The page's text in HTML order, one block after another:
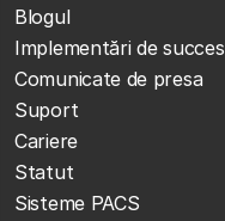
Blogul
Implementări de succes
Comunicate de presa
Suport
Cariere
Statut
Sisteme PACS